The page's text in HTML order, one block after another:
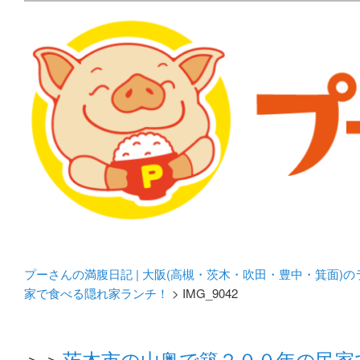
プーさんの満腹日記 |
豊中・箕面)のランチ＆
化してます。
プーさんの満腹日記 | 大阪(高槻・茨木・吹田・豊中・箕面)
家で食べる隠れ家ランチ！ > IMG_9042